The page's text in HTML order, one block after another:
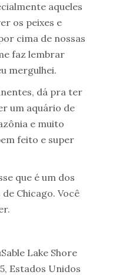
aqueles
os peixes e
cima de nossas
faz lembrar
mergulhei.
dá pra ter
um aquário de
e muito
feito e super
que é um dos
Chicago. Você
Lake Shore
Estados Unidos